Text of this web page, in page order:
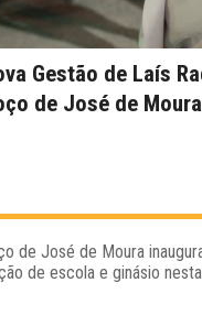
Gestão de Laís
de José de Moura
de José de Moura
de escola e ginásio nesta